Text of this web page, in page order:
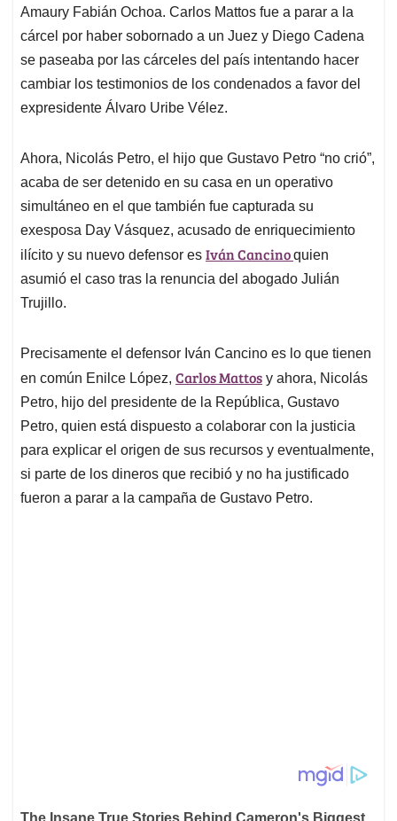
p
p
o
k
I
n
s
Amaury Fabián Ochoa. Carlos Mattos fue a parar a la
cárcel por haber sobornado a un Juez y Diego Cadena
se paseaba por las cárceles del país intentando hacer
cambiar los testimonios de los condenados a favor del
expresidente Álvaro Uribe Vélez.
Ahora, Nicolás Petro, el hijo que Gustavo Petro “no crió”,
acaba de ser detenido en su casa en un operativo
simultáneo en el que también fue capturada su
exesposa Day Vásquez, acusado de enriquecimiento
ilícito y su nuevo defensor es Iván Cancinoquien
asumió el caso tras la renuncia del abogado Julián
Trujillo.
Precisamente el defensor Iván Cancino es lo que tienen
en común Enilce López, Carlos Mattos y ahora, Nicolás
Petro, hijo del presidente de la República, Gustavo
Petro, quien está dispuesto a colaborar con la justicia
para explicar el origen de sus recursos y eventualmente,
si parte de los dineros que recibió y no ha justificado
fueron a parar a la campaña de Gustavo Petro.